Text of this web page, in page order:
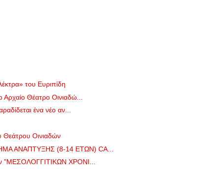
του Ευριπίδη
Θέατρο Οινιαδώ...
ένα νέο αν...
Θεάτρου Οινιαδών
ΑΝΑΠΤΥΞΗΣ (8-14 ΕΤΩΝ) CA...
"ΜΕΣΟΛΟΓΓΙΤΙΚΩΝ ΧΡΟΝΙ...